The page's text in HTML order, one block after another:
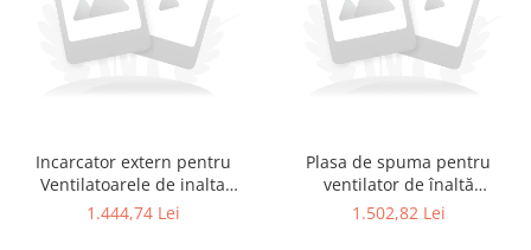
Incarcator extern pentru
Ventilatoarele de inalta
performanta RTE AX B16
1.444,74 Lei
Plasa de spuma pentru
ventilator de înaltă
performanță 22"
1.502,82 Lei